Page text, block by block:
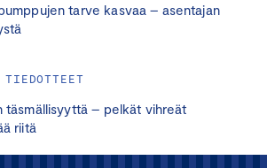
tarve kasvaa – asentajan
täsmällisyyttä – pelkät vihreät
riitä